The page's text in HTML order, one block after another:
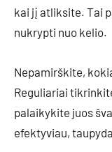
kai jį atliksite. Tai
nukrypti nuo kelio.
Nepamirškite,
Reguliariai
palaikykite juos
efektyviau,